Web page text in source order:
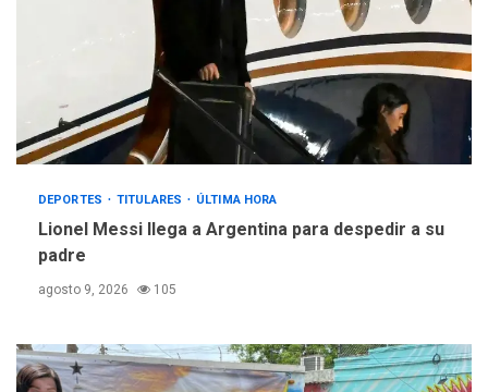
DEPORTES TITULARES ÚLTIMA HORA
Lionel Messi llega a Argentina para despedir a su
padre
agosto 9, 2026 105